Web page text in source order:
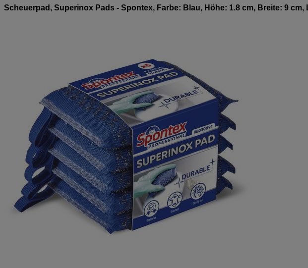
Scheuerpad, Superinox Pads - Spontex, Farbe: Blau, Höhe: 1.8 cm, Breite: 9 cm,